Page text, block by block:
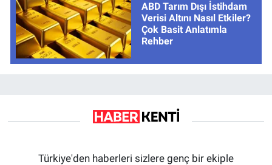
ABD Tarım Dışı İstihdam
Verisi Altını Nasıl Etkiler?
Çok Basit Anlatımla
Rehber
Türkiye'den haberleri sizlere genç bir ekiple